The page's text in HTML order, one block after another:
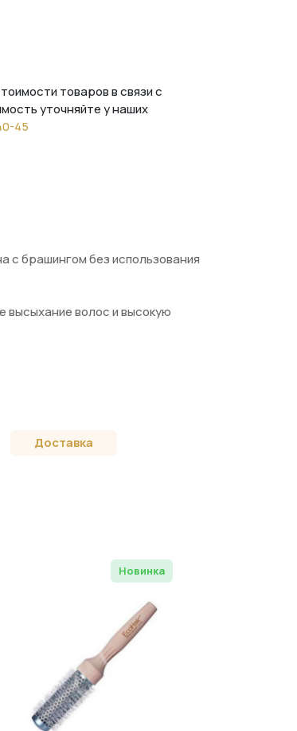
товаров в связи с
уточняйте у наших
45
с брашингом без использования
высыхание волос и высокую
Доставка
Новинка